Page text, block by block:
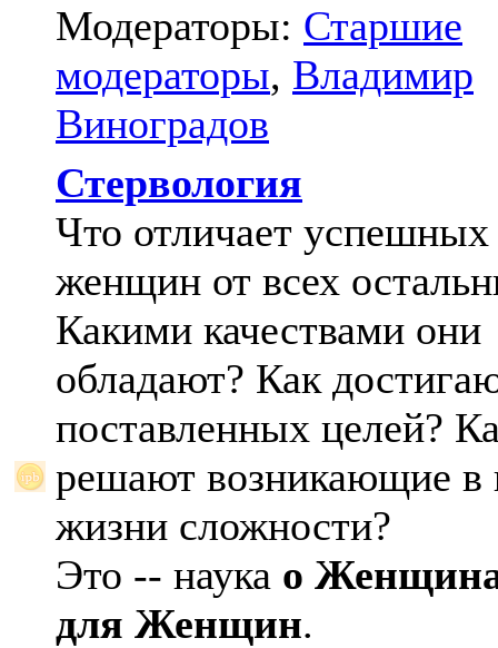
Модераторы: Старшие
модераторы, Владимир
Виноградов
Стервология
Что отличает успешных
женщин от всех
Какими качествами они
обладают? Как
поставленных целей?
решают возникающие в
жизни сложности?
Это -- наука о
для Женщин.